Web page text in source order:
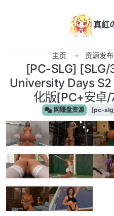
真紅
主页 资源发
[PC-SLG]
University Days S2
化版[PC+安卓
网赚盘资源 [pc-